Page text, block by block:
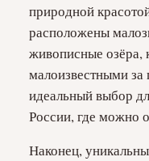
природной
расположены
живописные озёра,
малоизвестными
идеальный выбор
России, где можно
Наконец,